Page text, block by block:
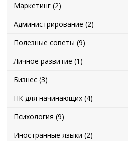
Маркетинг (2)
Администрирование (2)
Полезные советы (9)
Личное развитие (1)
Бизнес (3)
ПК для начинающих (4)
Психология (9)
Иностранные языки (2)